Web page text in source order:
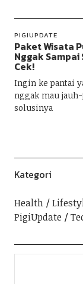
PIGIUPDATE
Paket Wisata
Nggak
Cek!
Ingin ke pantai
nggak mau
solusinya
Kategori
Health
PigiUpdate